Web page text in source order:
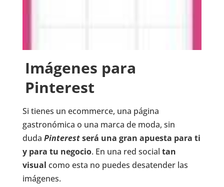
Imágenes para
Pinterest
Si tienes un ecommerce, una página
gastronómica o una marca de moda, sin
duda Pinterestserá una gran apuesta para ti
y para tu negocio. En una red social tan
visual como esta no puedes desatender las
imágenes.